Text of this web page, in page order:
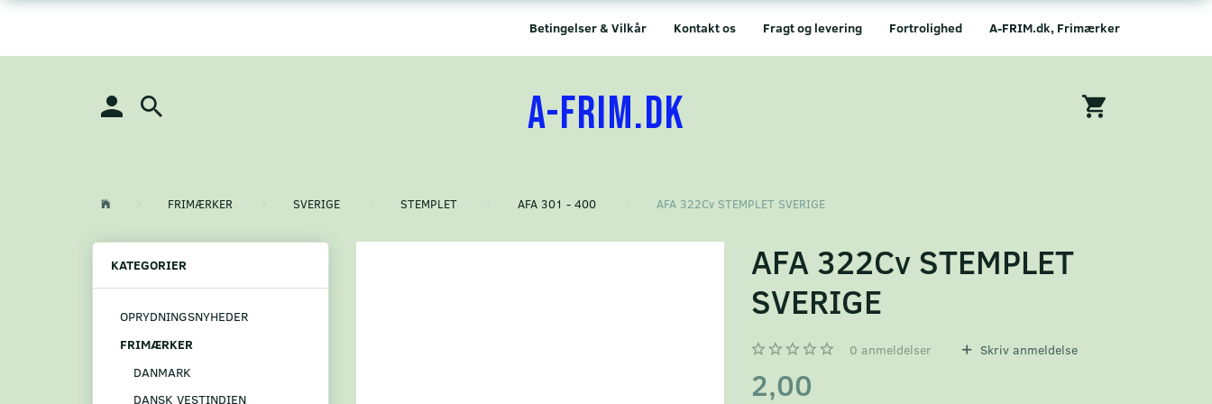
A-FRIM.dk, Frimærker
Fortrolighed
Fragt og levering
Kontakt os
Betingelser & Vilkår
A-FRIM.DK
FRIMÆRKER SVERIGE STEMPLET AFA 301 - 400 AFA 322Cv STEMPLET SVERIGE
KATEGORIER
OPRYDNINGSNYHEDER
FRIMÆRKER
DANMARK
DANSK VESTINDIEN
AFA 322Cv STEMPLET
SVERIGE
0 anmeldelser Skriv anmeldelse
2,00